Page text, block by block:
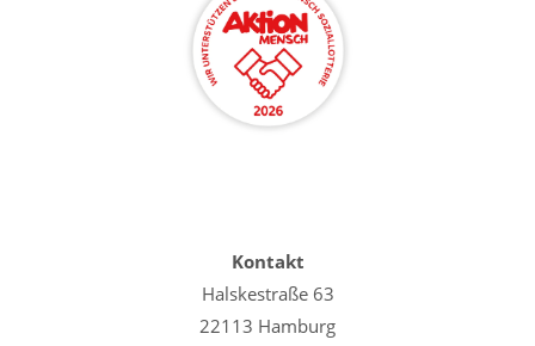
Kontakt
Halskestraße 63
22113 Hamburg